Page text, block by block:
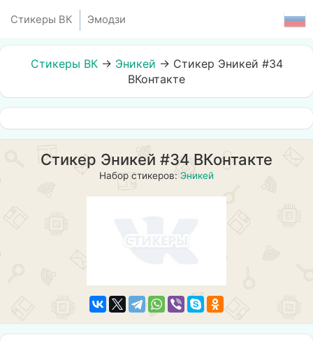
Стикеры ВК Эмодзи
Стикеры ВК→ Эникей → Стикер Эникей #34
ВКонтакте
Стикер Эникей #34 ВКонтакте
Набор стикеров:Эникей